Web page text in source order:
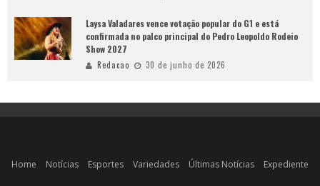
Laysa Valadares vence votação popular do G1 e está
confirmada no palco principal do Pedro Leopoldo Rodeio
Show 2027
Redacao 30 de junho de 2026
Home Notícias Esportes Variedades Últimas Notícias Expediente